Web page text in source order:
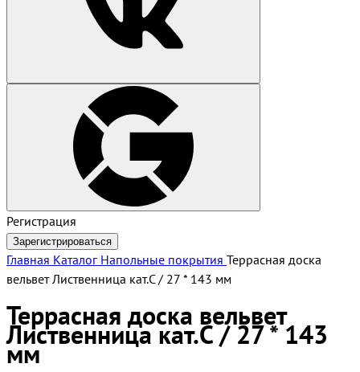
Регистрация
Зарегистрироваться
Главная Каталог Напольные покрытия Террасная доска
вельвет Лиственница кат.С / 27 * 143 мм
Террасная доска вельвет
Лиственница кат.С / 27 * 143
мм